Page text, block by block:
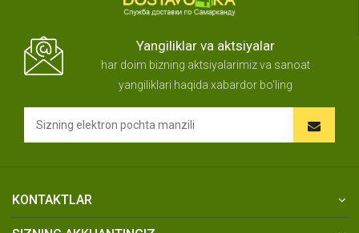
Yangiliklar va aktsiyalar
har doim bizning aktsiyalarimiz va sanoat
yangiliklari haqida xabardor bo'ling
KONTAKTLAR